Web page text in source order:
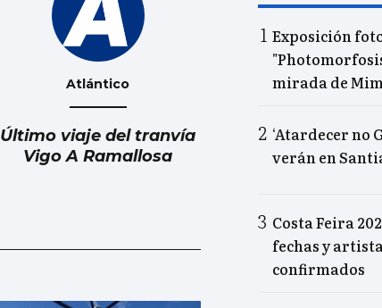
Atlántico
Último viaje del tranvía
Vigo A Ramallosa
Exposición
mirada de
‘Atardecer no
verán en
Costa Feira
fechas y
confirmados